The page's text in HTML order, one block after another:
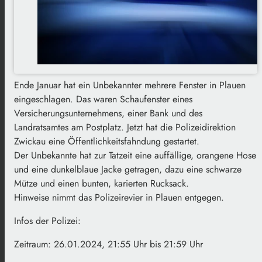
Ende Januar hat ein Unbekannter mehrere Fenster in Plauen
eingeschlagen. Das waren Schaufenster eines
Versicherungsunternehmens, einer Bank und des
Landratsamtes am Postplatz. Jetzt hat die Polizeidirektion
Zwickau eine Öffentlichkeitsfahndung gestartet.
Der Unbekannte hat zur Tatzeit eine auffällige, orangene Hose
und eine dunkelblaue Jacke getragen, dazu eine schwarze
Mütze und einen bunten, karierten Rucksack.
Hinweise nimmt das Polizeirevier in Plauen entgegen.
Infos der Polizei:
Zeitraum: 26.01.2024, 21:55 Uhr bis 21:59 Uhr